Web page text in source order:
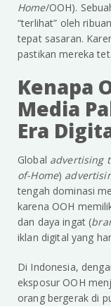
Home/OOH).
“terlihat” oleh
tepat sasaran.
pastikan mereka
Kenapa
Media
Era
Global advertising
of-Home)
tengah dominasi
karena OOH
dan daya ingat (
iklan digital yang
Di Indonesia,
eksposur OOH
orang bergerak di